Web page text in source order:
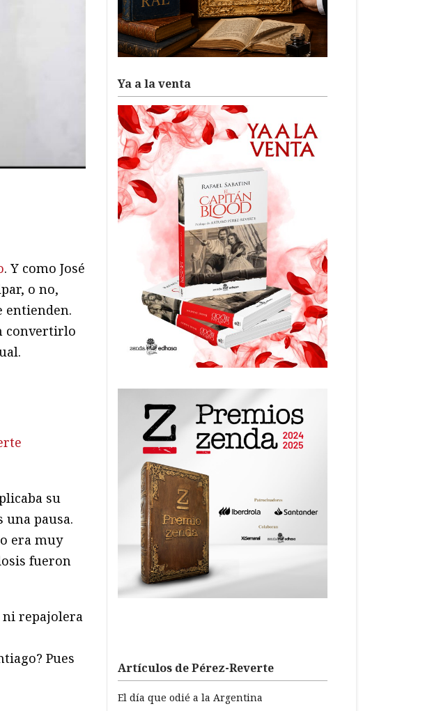
. Y como José
o no,
entienden.
convertirlo
su
una pausa.
era muy
fueron
ni repajolera
Pues
Ya a la venta
Artículos de Pérez-Reverte
El día que odié a la Argentina